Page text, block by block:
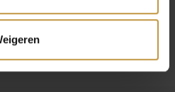
tonen